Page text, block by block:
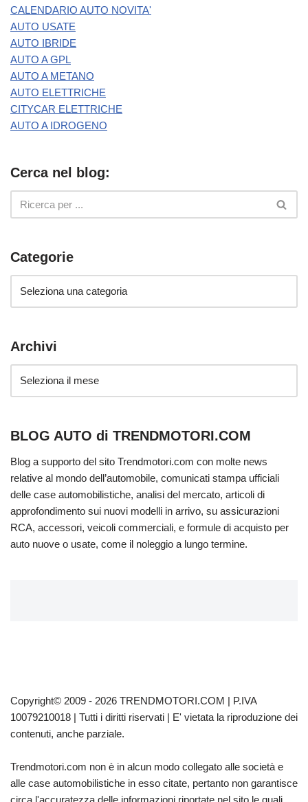
CALENDARIO AUTO NOVITA'
AUTO USATE
AUTO IBRIDE
AUTO A GPL
AUTO A METANO
AUTO ELETTRICHE
CITYCAR ELETTRICHE
AUTO A IDROGENO
Cerca nel blog:
Categorie
Archivi
BLOG AUTO di TRENDMOTORI.COM
Blog a supporto del sito Trendmotori.com con molte news
relative al mondo dell’automobile, comunicati stampa ufficiali
delle case automobilistiche, analisi del mercato, articoli di
approfondimento sui nuovi modelli in arrivo, su assicurazioni
RCA, accessori, veicoli commerciali, e formule di acquisto per
auto nuove o usate, come il noleggio a lungo termine.
Copyright© 2009 - 2026 TRENDMOTORI.COM | P.IVA
10079210018 | Tutti i diritti riservati | E' vietata la riproduzione dei
contenuti, anche parziale.
Trendmotori.com non è in alcun modo collegato alle società e
alle case automobilistiche in esso citate, pertanto non garantisce
circa l'accuratezza delle informazioni riportate nel sito le quali,